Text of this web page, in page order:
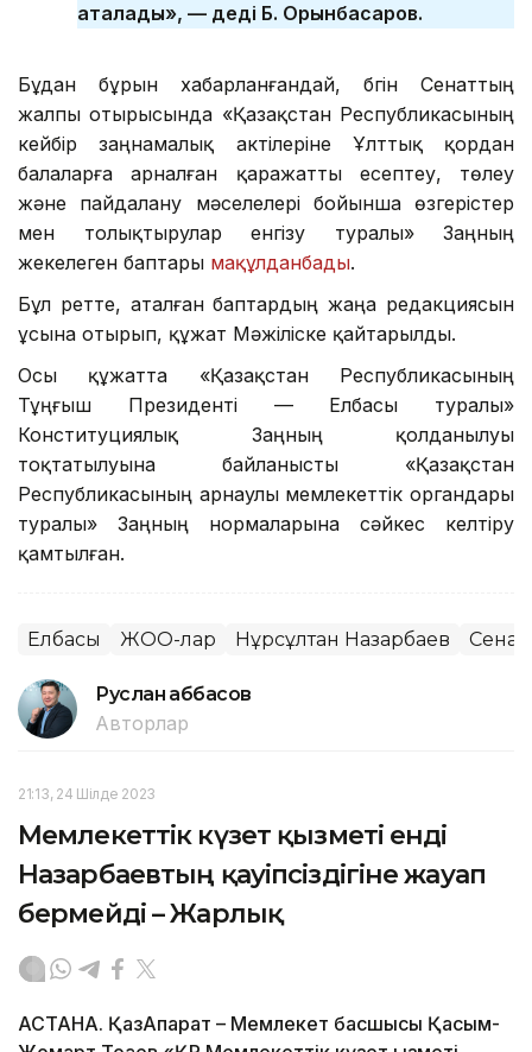
аталады», — деді Б. Орынбасаров.
Бұдан бұрын хабарланғандай, бүгін Сенаттың
жалпы отырысында «Қазақстан Республикасының
кейбір заңнамалық актілеріне Ұлттық қордан
балаларға арналған қаражатты есептеу, төлеу
және пайдалану мәселелері бойынша өзгерістер
мен толықтырулар енгізу туралы» Заңның
жекелеген баптары мақұлданбады.
Бұл ретте, аталған баптардың жаңа редакциясын
ұсына отырып, құжат Мәжіліске қайтарылды.
Осы құжатта «Қазақстан Республикасының
Тұңғыш Президенті — Елбасы туралы»
Конституциялық Заңның қолданылуы
тоқтатылуына байланысты «Қазақстан
Республикасының арнаулы мемлекеттік органдары
туралы» Заңның нормаларына сәйкес келтіру
қамтылған.
Елбасы ЖОО-лар Нұрсұлтан Назарбаев Сенат
Руслан Ғаббасов
Авторлар
21:13, 24 Шілде 2023
Мемлекеттік күзет қызметі енді
Назарбаевтың қауіпсіздігіне жауап
бермейді – Жарлық
АСТАНА. ҚазАқпарат – Мемлекет басшысы Қасым-